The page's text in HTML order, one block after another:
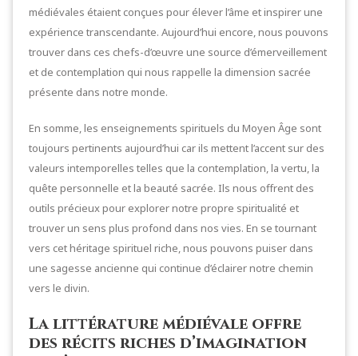
médiévales étaient conçues pour élever l’âme et inspirer une
expérience transcendante. Aujourd’hui encore, nous pouvons
trouver dans ces chefs-d’œuvre une source d’émerveillement
et de contemplation qui nous rappelle la dimension sacrée
présente dans notre monde.
En somme, les enseignements spirituels du Moyen Âge sont
toujours pertinents aujourd’hui car ils mettent l’accent sur des
valeurs intemporelles telles que la contemplation, la vertu, la
quête personnelle et la beauté sacrée. Ils nous offrent des
outils précieux pour explorer notre propre spiritualité et
trouver un sens plus profond dans nos vies. En se tournant
vers cet héritage spirituel riche, nous pouvons puiser dans
une sagesse ancienne qui continue d’éclairer notre chemin
vers le divin.
La littérature médiévale offre
des récits riches d’imagination